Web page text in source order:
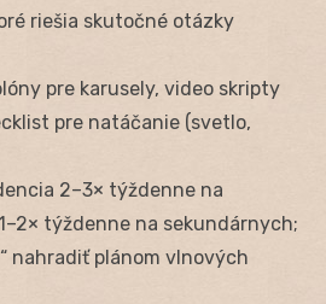
riešia skutočné otázky
pre karusely, video skripty
pre natáčanie (svetlo,
2–3× týždenne na
týždenne na sekundárnych;
nahradiť plánom vlnových